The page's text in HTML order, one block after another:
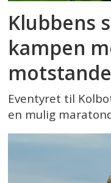
Klubbens
kampen
Eventyret til
en mulig